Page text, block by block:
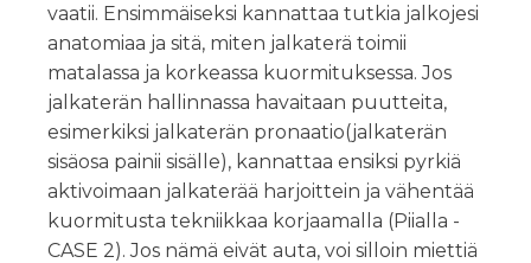
vaatii. Ensimmäiseksi kannattaa tutkia jalkojesi
anatomiaa ja sitä, miten jalkaterä toimii
matalassa ja korkeassa kuormituksessa. Jos
jalkaterän hallinnassa havaitaan puutteita,
esimerkiksi jalkaterän pronaatio(jalkaterän
sisäosa painii sisälle), kannattaa ensiksi pyrkiä
aktivoimaan jalkaterää harjoittein ja vähentää
kuormitusta tekniikkaa korjaamalla (Piialla -
CASE 2). Jos nämä eivät auta, voi silloin miettiä